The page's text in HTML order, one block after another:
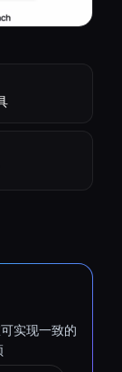
实现一致的